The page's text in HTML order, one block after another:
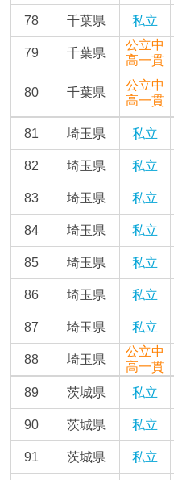
78 千葉県 私立
79 千葉県
公立中
高一貫
80 千葉県
公立中
高一貫
81 埼玉県 私立
82 埼玉県 私立
83 埼玉県 私立
84 埼玉県 私立
85 埼玉県 私立
86 埼玉県 私立
87 埼玉県 私立
88 埼玉県
公立中
高一貫
89 茨城県 私立
90 茨城県 私立
91 茨城県 私立